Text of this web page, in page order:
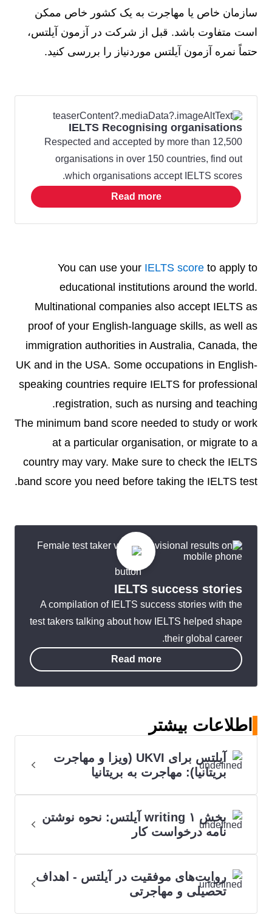
سازمان خاص یا مهاجرت به یک کشور خاص ممکن
است متفاوت باشد. قبل از شرکت در آزمون آیلتس،
حتماً نمره آزمون آیلتس موردنیاز را بررسی کنید.
IELTS Recognising organisations
Respected and accepted by more than 12,500
organisations in over 150 countries, find out
which organisations accept IELTS scores.
Read more
You can use your IELTS score to apply to
educational institutions around the world.
Multinational companies also accept IELTS as
proof of your English-language skills, as well as
immigration authorities in Australia, Canada, the
UK and in the USA. Some occupations in English-
speaking countries require IELTS for professional
registration, such as nursing and teaching.
The minimum band score needed to study or work
at a particular organisation, or migrate to a
country may vary. Make sure to check the IELTS
band score you need before taking the IELTS test.
IELTS success stories
A compilation of IELTS success stories with the
test takers talking about how IELTS helped shape
their global career.
Read more
اطلاعات بیشتر
آیلتس برای UKVI (ویزا و مهاجرت
بریتانیا): مهاجرت به بریتانیا
بخش writing ۱ آیلتس: نحوه نوشتن
نامه درخواست کار
روایت‌های موفقیت در آیلتس - اهداف
تحصیلی و مهاجرتی